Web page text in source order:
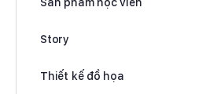
Story
Thiết kế đồ họa